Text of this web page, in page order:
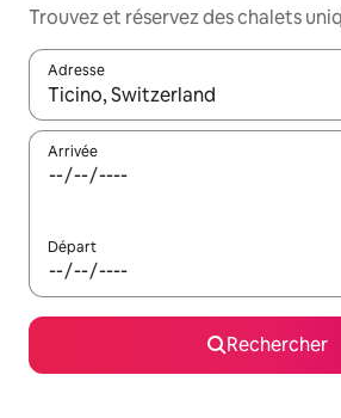
Trouvez et réservez des chalets
Adresse
Lorsque les résultats s'affichent,
Arrivée
Départ
Rechercher